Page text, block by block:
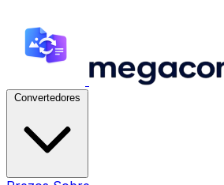
Convertedores